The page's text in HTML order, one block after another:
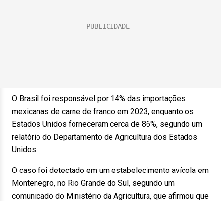
O Brasil foi responsável por 14% das importações
mexicanas de carne de frango em 2023, enquanto os
Estados Unidos forneceram cerca de 86%, segundo um
relatório do Departamento de Agricultura dos Estados
Unidos.
O caso foi detectado em um estabelecimento avícola em
Montenegro, no Rio Grande do Sul, segundo um
comunicado do Ministério da Agricultura, que afirmou que